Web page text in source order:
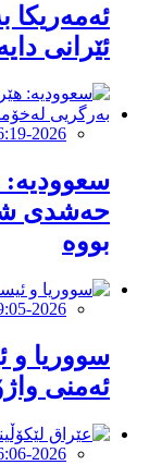
ئەمەریکا
ئێرانی
2026-Jul-29 09:16:19
‏سعوودیە:
حەشدی
بووە
2026-Jul-28 17:09:05
سووریا و
ئەمنی
2026-Jul-27 21:36:06